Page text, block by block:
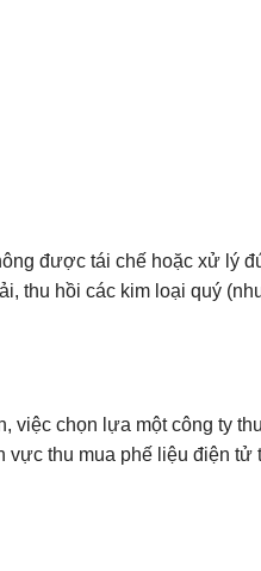
được tái chế hoặc xử lý
thu hồi các kim loại quý
việc chọn lựa một công ty
vực thu mua phế liệu điện